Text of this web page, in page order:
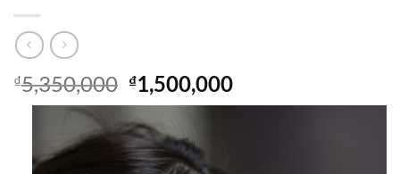
₫5,350,000 Giá
gốc
là:
₫5,350,000.
₫1,500,000Giá
hiện